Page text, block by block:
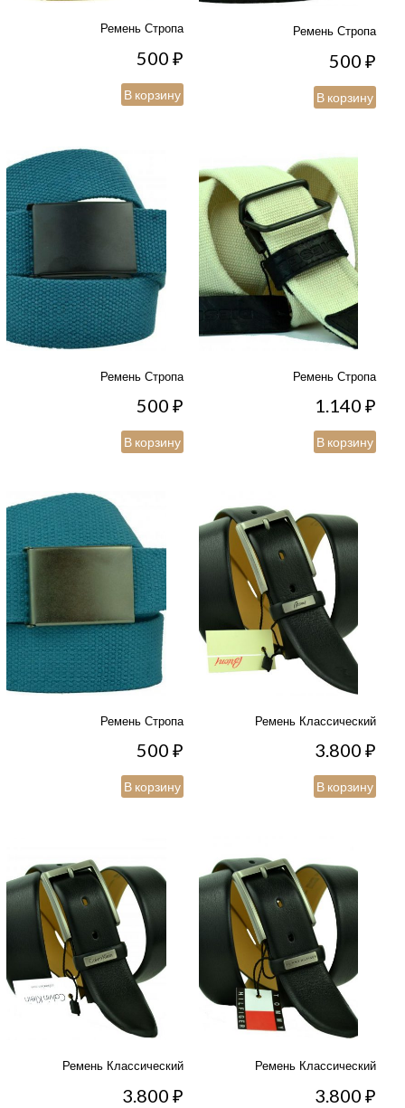
Ремень Стропа
500₽
В корзину
Ремень Стропа
500₽
В корзину
Ремень Стропа
500₽
В корзину
Ремень Стропа
1.140₽
В корзину
Ремень Стропа
500₽
В корзину
Ремень Классический
3.800₽
В корзину
Ремень Классический
3.800₽
Ремень Классический
3.800₽